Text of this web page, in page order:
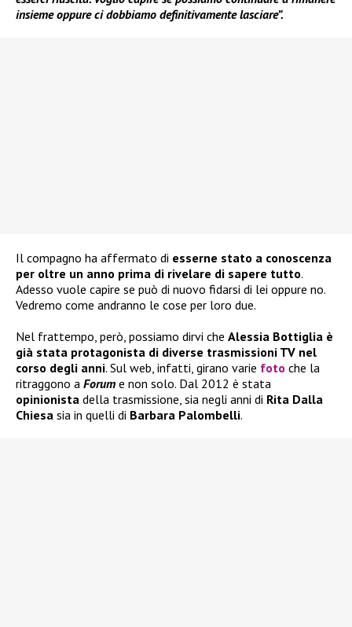
insieme oppure ci dobbiamo definitivamente lasciare”.
Il compagno ha affermato di esserne stato a conoscenza
per oltre un anno prima di rivelare di sapere tutto.
Adesso vuole capire se può di nuovo fidarsi di lei oppure no.
Vedremo come andranno le cose per loro due.
Nel frattempo, però, possiamo dirvi che Alessia Bottiglia è
già stata protagonista di diverse trasmissioni TV nel
corso degli anni. Sul web, infatti, girano varie foto che la
ritraggono a Forum e non solo. Dal 2012 è stata
opinionista della trasmissione, sia negli anni di Rita Dalla
Chiesa sia in quelli di Barbara Palombelli.